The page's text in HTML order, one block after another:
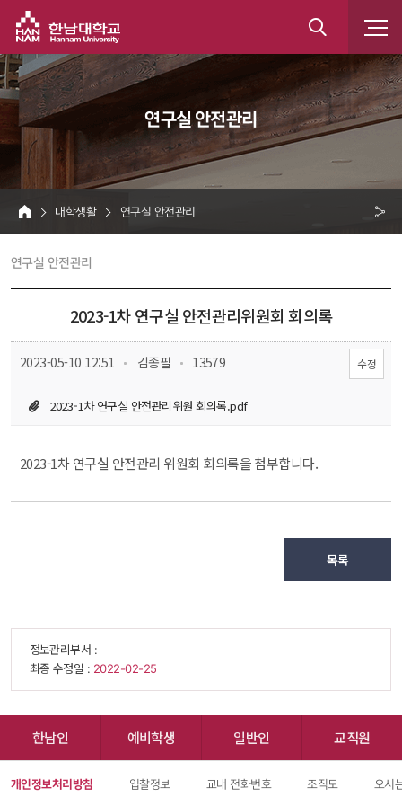
통
합
검
색
연구실 안전관리
HOME
대학생활 연구실 안전관리
유
연구실 안전관리
2023-1차 연구실 안전관리위원회 회의록
2023-05-10 12:51 김종필 13579 수정
2023-1차 연구실 안전관리위원 회의록.pdf
2023-1차 연구실 안전관리 위원회 회의록을 첨부합니다.
목록
정보관리부서 :
최종 수정일 : 2022-02-25
한남인 예비학생 일반인 교직원
개인정보처리방침 입찰정보 교내 전화번호 조직도 오시